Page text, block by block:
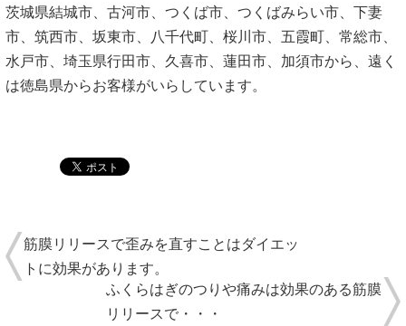
茨城県結城市、古河市、つくば市、つくばみらい市、下妻
市、筑西市、坂東市、八千代町、桜川市、五霞町、常総市、
水戸市、埼玉県行田市、久喜市、蓮田市、加須市から、遠く
は徳島県からお客様がいらしています。
筋膜リリースで歪みを直すことはダイエッ
トに効果があります。
ふくらはぎのつりや痛みは効果のある筋膜
リリースで・・・